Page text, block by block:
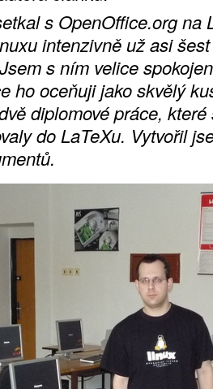
s OpenOffice.org na
intenzivně už asi
s ním velice
ho oceňuji jako skvělý
diplomové práce,
do LaTeXu. Vytvořil